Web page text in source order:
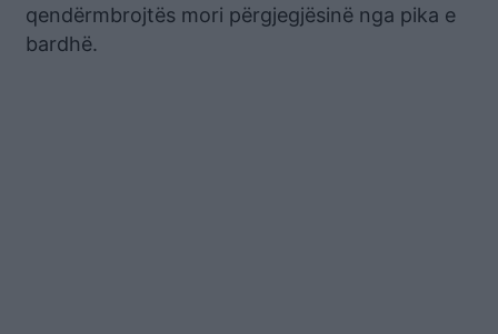
qendërmbrojtës mori përgjegjësinë nga pika e
bardhë.